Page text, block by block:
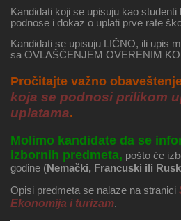
Kandidati koji se upisuju kao
podnose i dokaz o uplati prve rate
Kandidati se upisuju LIČNO, ili upis
sa OVLAŠĆENJEM OVERENIM
Pročitajte važno
koja se podnosi prilikom
uplatama.
Molimo kandidate da se
izbornih predmeta, pošto će
godine (Nemački, Francuski ili
Opisi predmeta se nalaze na stranici
Ekonomija i turizam.